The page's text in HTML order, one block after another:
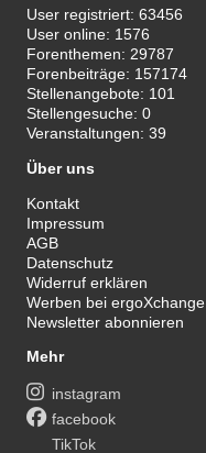
User registriert:63456
User online: 1576
Forenthemen: 29787
Forenbeiträge: 157174
Stellenangebote: 101
Stellengesuche:0
Veranstaltungen:39
Über uns
Kontakt
Impressum
AGB
Datenschutz
Widerruf erklären
Werben bei ergoXchange
Newsletter abonnieren
Mehr
instagram
facebook
TikTok